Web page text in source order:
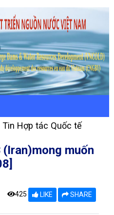
Tin Hợp tác Quốc tế
(Iran)mong muốn
425 LIKE SHARE